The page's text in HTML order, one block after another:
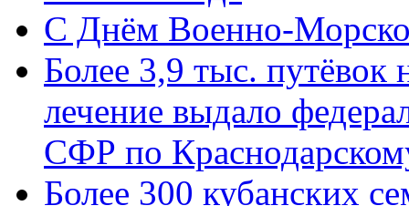
C Днём Военно-
Более 3,9 тыс. путёвок
лечение выдало
СФР по
Более 300 кубанских